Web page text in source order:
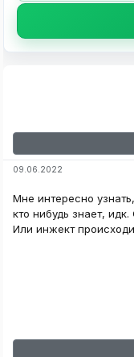
09.06.2022
Мне интересно
кто нибудь знает,
Или инжект